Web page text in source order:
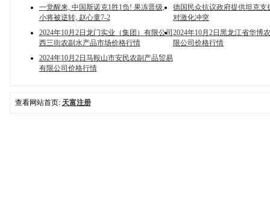
一觉醒来, 中国斯诺克1胜1负! 果冻晋级,
小将被逆转, 赵心童7-2
德国民众抗议政府提供坦克支
对激化冲突
2024年10月2日龙门实业（集团）有限公司
西三街农副水产品市场价格行情
2024年10月2日黑龙江省华博
限公司价格行情
2024年10月2日马鞍山市安民农副产品贸易
有限公司价格行情
查看网站首页: 天富注册